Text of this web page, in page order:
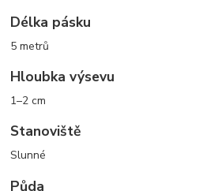
Délka pásku
5 metrů
Hloubka výsevu
1–2 cm
Stanoviště
Slunné
Půda